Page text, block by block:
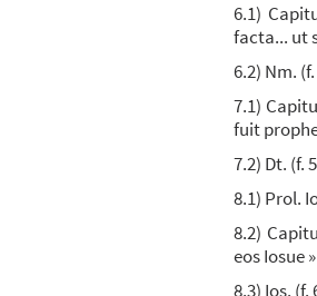
Ms. 66. Albert de Ferrare, de Plaisance. « De
Ms. 67. [Titre absent ou non renseigné]
Ms. 71. Bréviaire à l'usage de Rome,
Ms. 73. Fragments de plusieurs bréviaires des
Ms. 74. Bréviaire à l'usage de Saint-Etienne de
6.1)
facta... ut
6.2) Nm.
7.1)
fuit
7.2) Dt. (f.
8.1) Prol.
8.2)
eos Iosue
8.3) Ios. (f.